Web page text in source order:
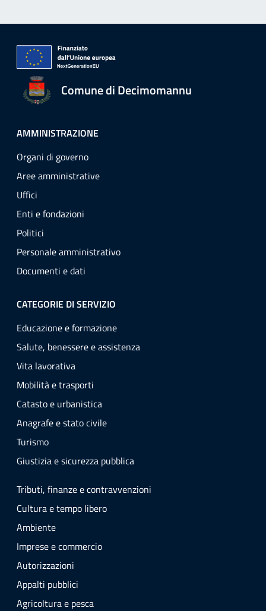
Comune di Decimomannu
AMMINISTRAZIONE
Organi di governo
Aree amministrative
Uffici
Enti e fondazioni
Politici
Personale amministrativo
Documenti e dati
CATEGORIE DI SERVIZIO
Educazione e formazione
Salute, benessere e assistenza
Vita lavorativa
Mobilità e trasporti
Catasto e urbanistica
Anagrafe e stato civile
Turismo
Giustizia e sicurezza pubblica
Tributi, finanze e contravvenzioni
Cultura e tempo libero
Ambiente
Imprese e commercio
Autorizzazioni
Appalti pubblici
Agricoltura e pesca